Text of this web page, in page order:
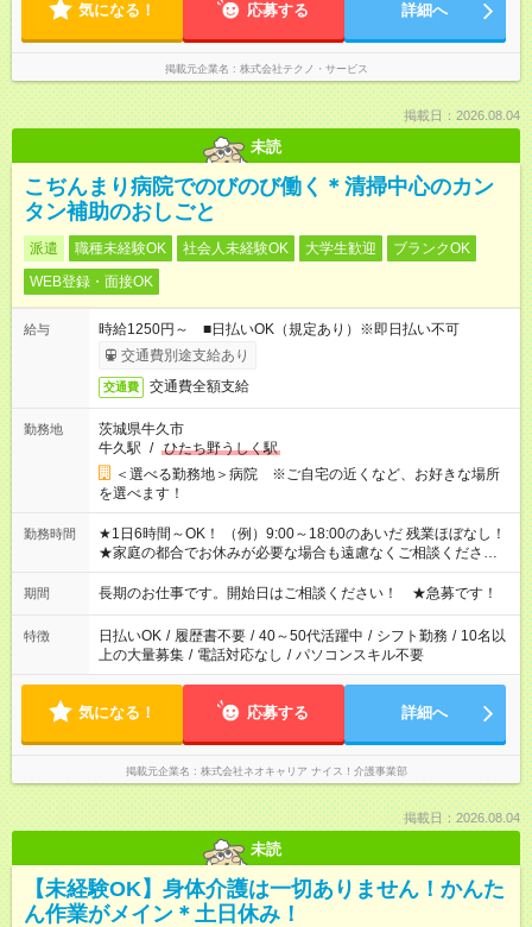
気になる！ 応募する 詳細へ
掲載元企業名 株式会社テクノ・サービス
掲載日：2026.08.04
未読
こぢんまり病院でのびのび働く＊清掃中心のカン
タン補助のおしごと
派遣 職種未経験OK 社会人未経験OK 大学生歓迎
ブランクOK
WEB登録・面接OK
給与
時給1250円～ ■日払いOK（規定あり）※即日払い不可
交通費別途支給あり
交通費 交通費全額支給
勤務地
茨城県牛久市
牛久駅 / ひたち野うしく駅
＜選べる勤務地＞病院 ※ご自宅の近くなど、お好きな場所
を選べます！
勤務時間
★1日6時間～OK！ （例）9:00～18:00のあいだ 残業ほぼなし！
★家庭の都合でお休みが必要な場合も遠慮なくご相談ください。
※シフトはご希望に合わせて調整可能です。 その他、 ＊週4日・
1日7時間 ＊日勤のみ ＊土日休み ＊午前だけ・午後だけ ＊平日
仕事をご紹介できます！ 登録の際に、あなたのご希望をお聞か
せください。
期間 長期のお仕事です。開始日はご相談ください！ ★急募です！
特徴 日払いOK / 履歴書不要 / 40～50代活躍中 / シフト勤務 / 10名以
上の大量募集 / 電話対応なし / パソコンスキル不要
気になる！ 応募する 詳細へ
掲載元企業名 株式会社ネオキャリア ナイス！介護事業部
掲載日：2026.08.04
未読
【未経験OK】身体介護は一切ありません！かんた
ん作業がメイン＊土日休み！